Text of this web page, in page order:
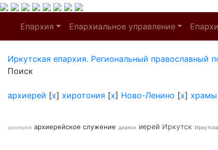
Епархия Епархиальное управление
Иркутская епархия. Региональный православный
Поиск
архиерей [x] хиротония [x] Ново-Ленино [x] храмы
архиерей архиерейское служение диакон иерей Иркутск